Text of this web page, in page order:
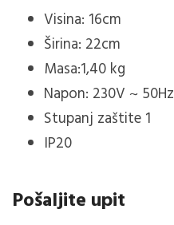
Visina: 16cm
Širina: 22cm
Masa:1,40 kg
Napon: 230V ~ 50Hz
Stupanj zaštite 1
IP20
Pošaljite upit